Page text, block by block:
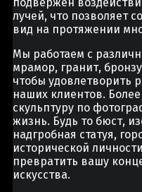
лучей, что позволяет
вид на протяжении
Мы работаем с
мрамор, гранит,
чтобы удовлетворить
наших клиентов.
скульптуру по
жизнь. Будь то бюст,
надгробная статуя,
исторической
превратить вашу
искусства.